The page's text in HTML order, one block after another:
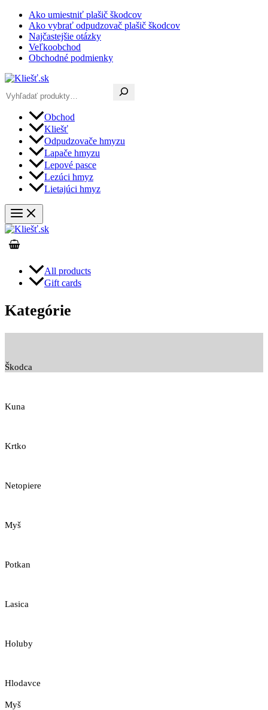
Preskočiť
obsah
Ako umiestniť plašič škodcov
Ako vybrať odpudzovač plašič škodcov
Najčastejšie otázky
Veľkoobchod
Obchodné podmienky
Obchod
Kliešť
Odpudzovače hmyzu
Lapače hmyzu
Lepové pasce
Lezúci hmyz
Lietajúci hmyz
All products
Gift cards
Kategórie
Škodca
Kuna
Krtko
Netopiere
Myš
Potkan
Lasica
Holuby
Hlodavce
Myš